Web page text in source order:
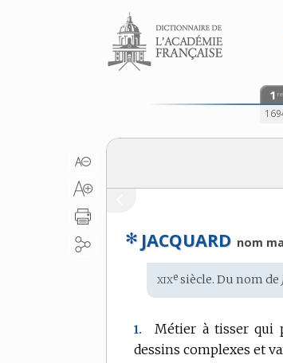
Aller au contenu
1 re
✻ JACQUARD nom
Étymologie
:
xixe siècle. Dunom de
1.
Métier à tisser qui
dessins complexes et